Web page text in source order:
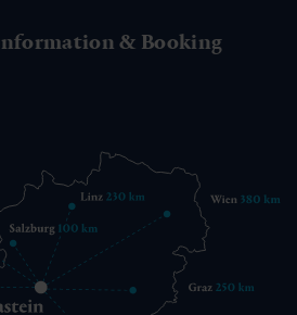
& Booking